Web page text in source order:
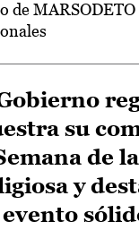
de MARSODETO
su
de
y